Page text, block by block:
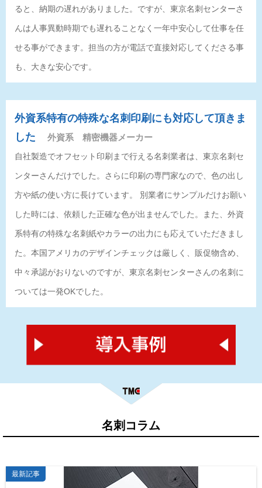
ると、納期の遅れがありました。ですが、東京名刺センターさ
んは人事異動時期でも遅れることなく一年中安心して仕事を任
せる事ができます。担当の方が電話で直接対応してくださる事
も、大きな安心です。
外資系特有の特殊な名刺印刷にも対応して頂きま
した
外資系 精密機器メーカー
自社製造でオフセット印刷まで行える名刺業者は、東京名刺セ
ンターさんだけでした。さらに印刷の専門家なので、色の出し
方や紙の使い方に長けています。 別業者にサンプルだけお願い
した時には、依頼した正確な色が出ませんでした。また、外資
系特有の特殊な名刺紙やカラーの出力にも応えていただきまし
た。本国アメリカのデザインチェックは厳しく、販促物含め、
中々承認がおりないのですが、東京名刺センターさんの名刺に
ついては一発OKでした。
最新記事